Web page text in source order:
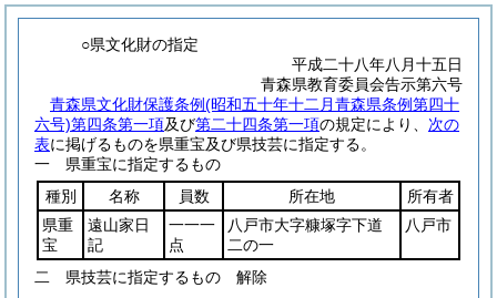
○県文化財の指定
平成二十八年八月十五日
青森県教育委員会告示第六号
青森県文化財保護条例(昭和五十年十二月青森県条例第四十
六号)第四条第一項及び第二十四条第一項の規定により、 次の
表に掲げるものを県重宝及び県技芸に指定する。
一 県重宝に指定するもの
種別
名称 員数 所在地
所有者
県重
宝
遠山家日
記
一一一
点
八戸市大字糠塚字下道
二の一
八戸市
二 県技芸に指定するもの 解除